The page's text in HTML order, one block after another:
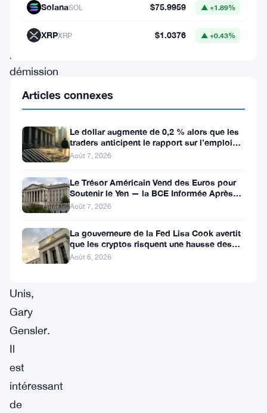
concernant
démission
président
Securities
and
Exchange
(SEC)
des
Unis,
Gary
Gensler.
Il
est
intéressant
de
SolanaSOL $75.9959 ▲ +1.89%
XRPXRP $1.0376 ▲ +0.43%
Articles connexes
Le dollar augmente de 0,2 % alors que les
traders anticipent le rapport sur l’emploi
aux États-Unis
Août 7, 2026
Le Trésor Américain Vend des Euros pour
Soutenir le Yen — la BCE Informée Après
Coup
Août 7, 2026
La gouverneure de la Fed Lisa Cook avertit
que les cryptos risquent une hausse des
taux
Août 6, 2026